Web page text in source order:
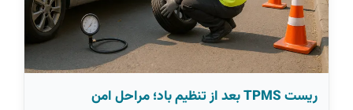
ریست TPMS بعد از تنظیم باد؛ مراحل امن